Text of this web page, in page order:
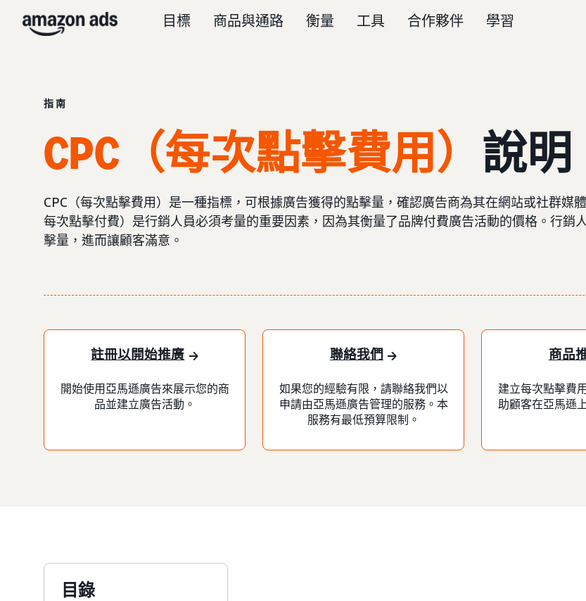
目標 商品與通路 衡量 工具 合作夥伴 學習
指南
CPC（每次點擊費用） 說明
CPC（每次點擊費用）是一種指標，可根據廣告獲得的點擊量，確認廣告商為其在網站或社群媒
每次點擊付費）是行銷人員必須考量的重要因素，因為其衡量了品牌付費廣告活動的價格。行銷
擊量，進而讓顧客滿意。
註冊以開始推廣
開始使用亞馬遜廣告來展示您的商
品並建立廣告活動。
聯絡我們
如果您的經驗有限，請聯絡我們以
申請由亞馬遜廣告管理的服務。本
服務有最低預算限制。
商品
建立每次點擊費
助顧客在亞馬遜
目錄